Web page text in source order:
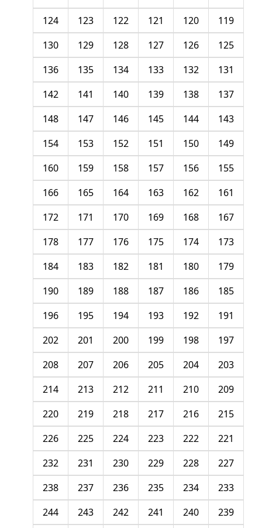
119
120
121
122
123
124
125
126
127
128
129
130
131
132
133
134
135
136
137
138
139
140
141
142
143
144
145
146
147
148
149
150
151
152
153
154
155
156
157
158
159
160
161
162
163
164
165
166
167
168
169
170
171
172
173
174
175
176
177
178
179
180
181
182
183
184
185
186
187
188
189
190
191
192
193
194
195
196
197
198
199
200
201
202
203
204
205
206
207
208
209
210
211
212
213
214
215
216
217
218
219
220
221
222
223
224
225
226
227
228
229
230
231
232
233
234
235
236
237
238
239
240
241
242
243
244